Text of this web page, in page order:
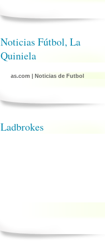
Noticias Fútbol, La
Quiniela
as.com | Noticias de Futbol
Ladbrokes